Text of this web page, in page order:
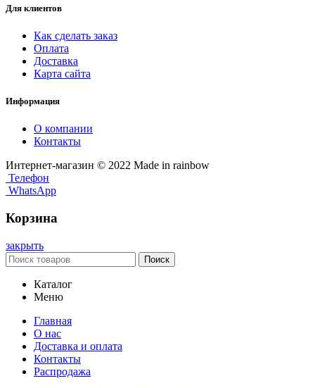
Для клиентов
Как сделать заказ
Оплата
Доставка
Карта сайта
Информация
О компании
Контакты
Интернет-магазин © 2022 Made in rainbow
Телефон
WhatsApp
Корзина
закрыть
Поиск
Каталог
Меню
Главная
О нас
Доставка и оплата
Контакты
Распродажа